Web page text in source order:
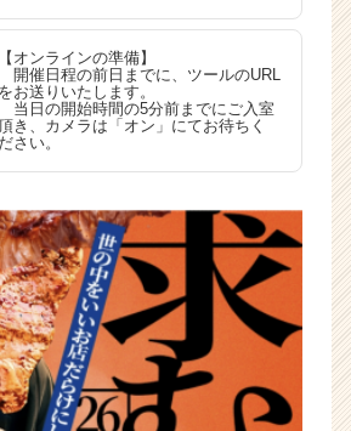
【オンラインの準備】
開催日程の前日までに、ツールのURL
をお送りいたします。
当日の開始時間の5分前までにご入室
き、カメラは「オン」にてお待ちく
ださい。